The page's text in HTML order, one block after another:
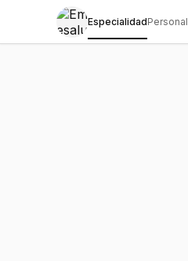
EspecialidadPersonal